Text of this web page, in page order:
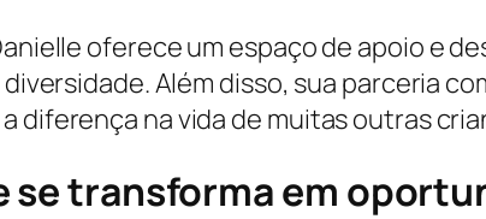
oferece um espaço de apoio e
Além disso, sua parceria
diferença na vida de muitas outras
se transforma em